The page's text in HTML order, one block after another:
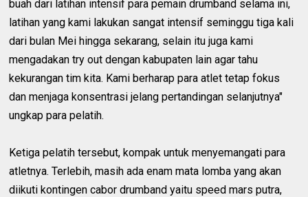
buah dari latihan intensif para pemain drumband selama ini,
latihan yang kami lakukan sangat intensif seminggu tiga kali
dari bulan Mei hingga sekarang, selain itu juga kami
mengadakan try out dengan kabupaten lain agar tahu
kekurangan tim kita. Kami berharap para atlet tetap fokus
dan menjaga konsentrasi jelang pertandingan selanjutnya"
ungkap para pelatih.
Ketiga pelatih tersebut, kompak untuk menyemangati para
atletnya. Terlebih, masih ada enam mata lomba yang akan
diikuti kontingen cabor drumband yaitu speed mars putra,